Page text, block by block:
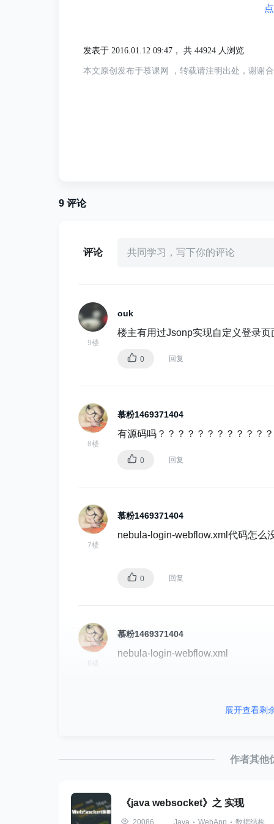
如果是应用系统登录，同理，会引导到认
上一个登录令牌，告知系统应用登录成功。
下面我们利用前面搭建的环境，
www.ssoclient.com:81/index.do,系统重定
CAS官网给出了详细的用户登录时序图，
发表于 2016.01.12 09:47， 共 44924 人浏览
本文原创发布于慕课网 ，转载请注明出处，谢谢
9 评论
评论 共同学习，写下你的评论
9楼
ouk
楼主有用过Jsonp实现自定义登录页
0 回复
8楼
慕粉1469371404
有源码吗？？？？？？？？？？？
0 回复
7楼
慕粉1469371404
nebula-login-webflow.xml代码怎么
0 回复
慕粉1469371404
nebula-login-webflow.xml
展开查看剩
作者其他
《java websocket》之 实现
20086 Java WebApp 数据结构